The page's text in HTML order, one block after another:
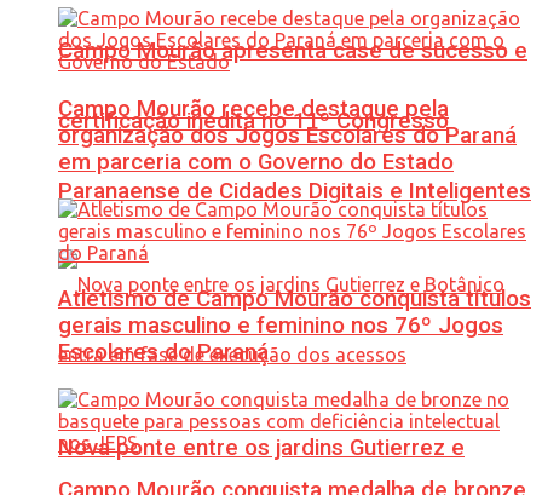
Campo Mourão apresenta case de sucesso e
certificação inédita no 11º Congresso
Paranaense de Cidades Digitais e Inteligentes
Nova ponte entre os jardins Gutierrez e
Campo Mourão recebe destaque pela
organização dos Jogos Escolares do Paraná
em parceria com o Governo do Estado
Atletismo de Campo Mourão conquista títulos
gerais masculino e feminino nos 76º Jogos
Escolares do Paraná